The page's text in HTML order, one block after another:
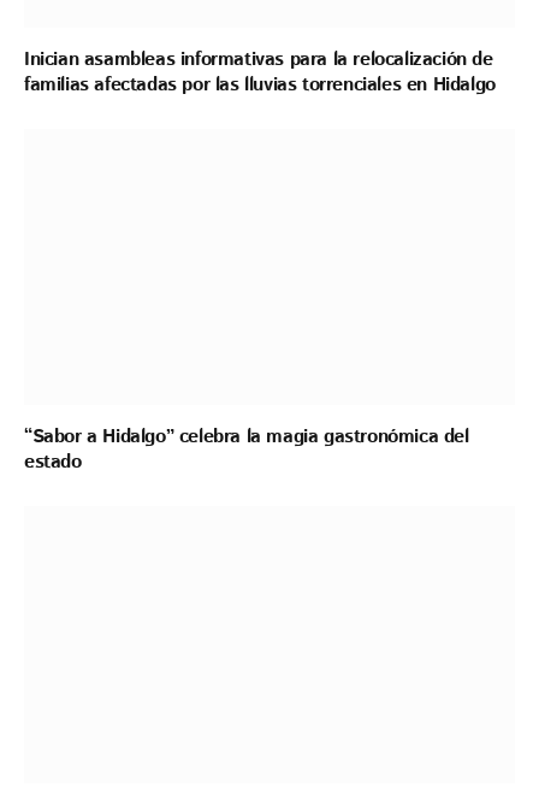
Inician asambleas informativas para la relocalización de
familias afectadas por las lluvias torrenciales en Hidalgo
“Sabor a Hidalgo” celebra la magia gastronómica del
estado